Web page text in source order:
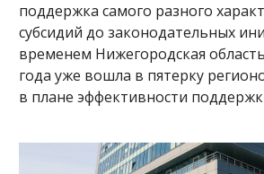
поддержка самого разного
субсидий до законодательных
временем Нижегородская
года уже вошла в пятерку
в плане эффективности